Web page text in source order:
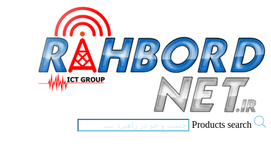
Products search